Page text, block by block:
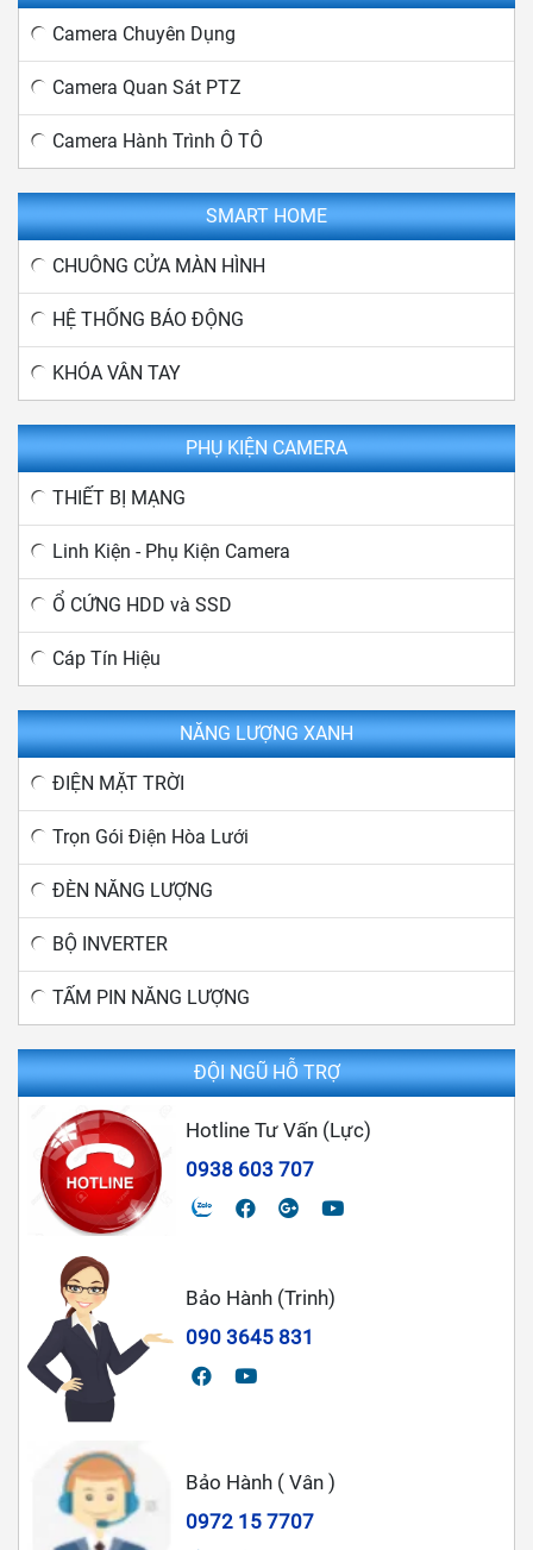
Camera Chuyên Dụng
Camera Quan Sát PTZ
Camera Hành Trình Ô TÔ
SMART HOME
CHUÔNG CỬA MÀN HÌNH
HỆ THỐNG BÁO ĐỘNG
KHÓA VÂN TAY
PHỤ KIỆN CAMERA
THIẾT BỊ MẠNG
Linh Kiện - Phụ Kiện Camera
Ổ CỨNG HDD và SSD
Cáp Tín Hiệu
NĂNG LƯỢNG XANH
ĐIỆN MẶT TRỜI
Trọn Gói Điện Hòa Lưới
ĐÈN NĂNG LƯỢNG
BỘ INVERTER
TẤM PIN NĂNG LƯỢNG
ĐỘI NGŨ HỖ TRỢ
Hotline Tư Vấn (Lực)
0938 603 707
Bảo Hành (Trinh)
090 3645 831
Bảo Hành ( Vân )
0972 15 7707